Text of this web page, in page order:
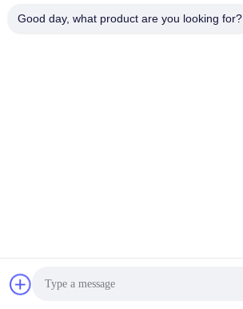
Good day, what product are you looking for?